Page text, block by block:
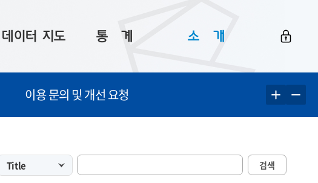
데이터 지도
데이터 현황
시민 공감지도
소상공인365
통ㅤ계
통계로 보는 부산
통계 알림
통계 관련 정보
소ㅤ개
이용 안내
이용 문의 및 개선 요청
이용 문의 및 개선 요청
검색